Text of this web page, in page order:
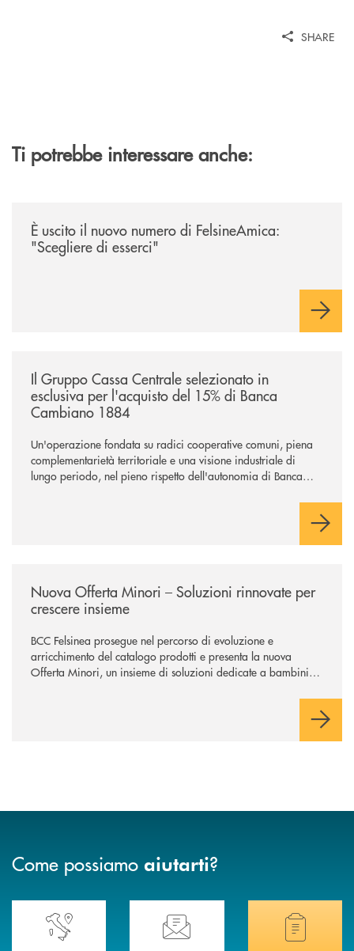
SHARE
Ti potrebbe interessare anche:
È uscito il nuovo numero di FelsineAmica:
"Scegliere di esserci"
Il Gruppo Cassa Centrale selezionato in
esclusiva per l'acquisto del 15% di Banca
Cambiano 1884
Un'operazione fondata su radici cooperative comuni, piena
complementarietà territoriale e una visione industriale di
lungo periodo, nel pieno rispetto dell'autonomia di Banca
negoziazione esclusiva per la finalizzazione dell’operazione.
Nuova Offerta Minori – Soluzioni rinnovate per
crescere insieme
BCC Felsinea prosegue nel percorso di evoluzione e
arricchimento del catalogo prodotti e presenta la nuova
Offerta Minori, un insieme di soluzioni dedicate a bambini e
sviluppo di una relazione consapevole con il denaro, sempre
Come possiamo aiutarti?
Accedi all' elenco completo delle nostre&nbsp; filiali .
Ti serve assistenza immediata? Contattaci!
Hai bisogno di